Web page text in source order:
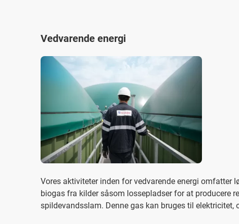
Vedvarende energi
Vores aktiviteter inden for vedvarende energi omfatter
biogas fra kilder såsom lossepladser for at producere
spildevandsslam. Denne gas kan bruges til elektricitet,